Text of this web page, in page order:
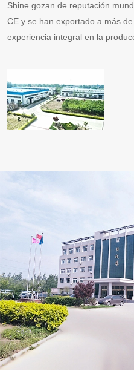
Shine gozan de reputación
CE y se han exportado a más
experiencia integral en la